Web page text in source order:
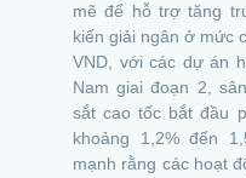
mẽ để hỗ trợ tăng
kiến giải ngân ở mức
VND, với các dự án
Nam giai đoạn 2,
sắt cao tốc bắt đầu
khoảng 1,2% đến
mạnh rằng các hoạt